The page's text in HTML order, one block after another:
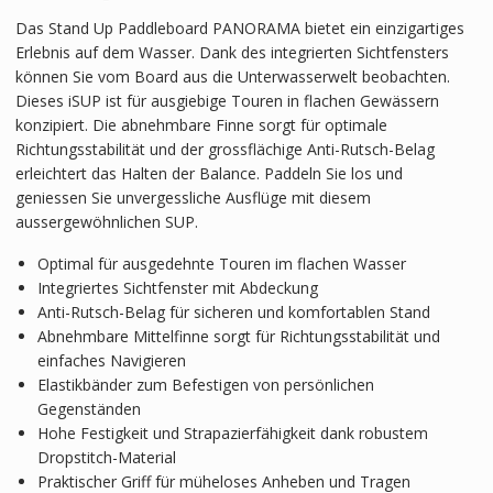
Das Stand Up Paddleboard PANORAMA bietet ein einzigartiges
Erlebnis auf dem Wasser. Dank des integrierten Sichtfensters
können Sie vom Board aus die Unterwasserwelt beobachten.
Dieses iSUP ist für ausgiebige Touren in flachen Gewässern
konzipiert. Die abnehmbare Finne sorgt für optimale
Richtungsstabilität und der grossflächige Anti-Rutsch-Belag
erleichtert das Halten der Balance. Paddeln Sie los und
geniessen Sie unvergessliche Ausflüge mit diesem
aussergewöhnlichen SUP.
Optimal für ausgedehnte Touren im flachen Wasser
Integriertes Sichtfenster mit Abdeckung
Anti-Rutsch-Belag für sicheren und komfortablen Stand
Abnehmbare Mittelfinne sorgt für Richtungsstabilität und
einfaches Navigieren
Elastikbänder zum Befestigen von persönlichen
Gegenständen
Hohe Festigkeit und Strapazierfähigkeit dank robustem
Dropstitch-Material
Praktischer Griff für müheloses Anheben und Tragen